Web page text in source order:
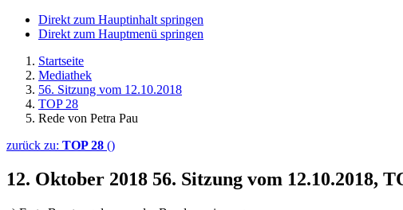
Direkt zum Hauptinhalt springen
Direkt zum Hauptmenü springen
Startseite
Mediathek
56. Sitzung vom 12.10.2018
TOP 28
Rede von Petra Pau
zurück zu: TOP 28 ()
12. Oktober 2018 56. Sitzung vom 12.10.2018,